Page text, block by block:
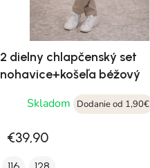
2 dielny chlapčenský set
nohavice+košeľa béžový
Skladom
Dodanie od 1,90€
€39,90